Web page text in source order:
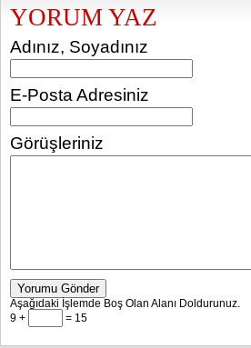
YORUM YAZ
Adınız, Soyadınız
E-Posta Adresiniz
Görüşleriniz
Yorumu Gönder
Aşağıdaki İşlemde Boş Olan Alanı Doldurunuz.
9 +
= 15